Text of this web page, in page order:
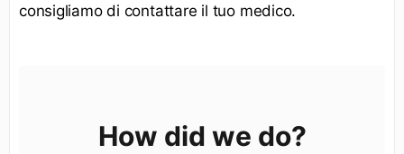
consigliamo di contattare il tuo medico.
How did we do?